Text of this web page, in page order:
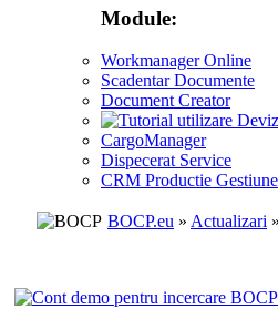
Module:
Workmanager Online
Scadentar Documente
Document Creator
CargoManager
Dispecerat Service
CRM Productie Gestiune
BOCP.eu » Actualizari